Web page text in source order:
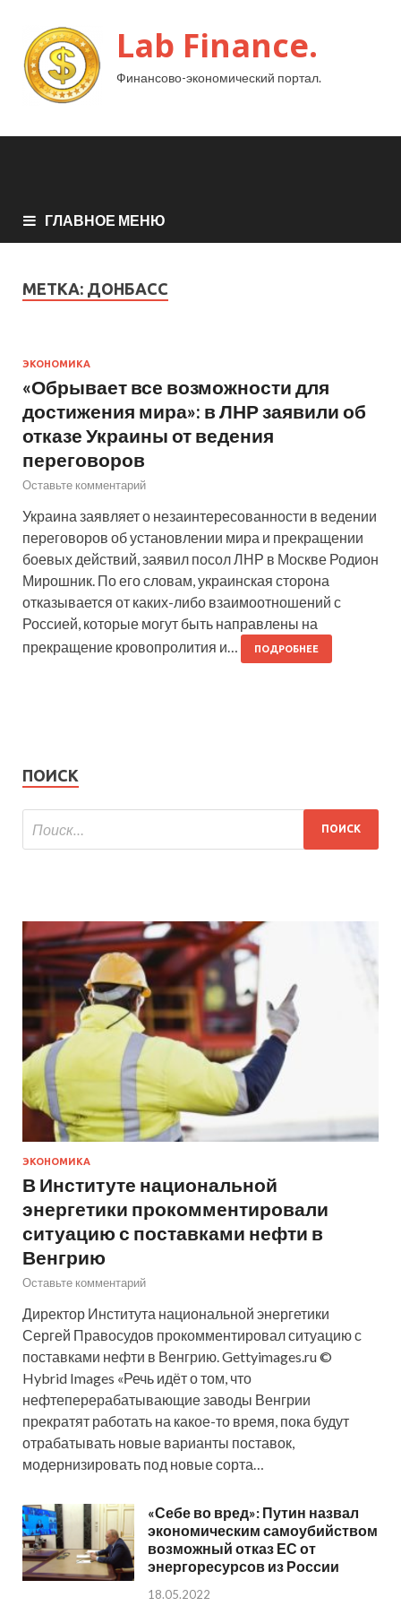
Lab Finance.
Финансово-экономический портал.
ГЛАВНОЕ МЕНЮ
МЕТКА: ДОНБАСС
ЭКОНОМИКА
«Обрывает все возможности для
достижения мира»: в ЛНР заявили об
отказе Украины от ведения
переговоров
Оставьте комментарий
Украина заявляет о незаинтересованности в ведении
переговоров об установлении мира и прекращении
боевых действий, заявил посол ЛНР в Москве Родион
Мирошник. По его словам, украинская сторона
отказывается от каких-либо взаимоотношений с
Россией, которые могут быть направлены на
прекращение кровопролития и…
ПОДРОБНЕЕ
ПОИСК
ЭКОНОМИКА
В Институте национальной
энергетики прокомментировали
ситуацию с поставками нефти в
Венгрию
Оставьте комментарий
Директор Института национальной энергетики
Сергей Правосудов прокомментировал ситуацию с
поставками нефти в Венгрию. Gettyimages.ru ©
Hybrid Images «Речь идёт о том, что
нефтеперерабатывающие заводы Венгрии
прекратят работать на какое-то время, пока будут
отрабатывать новые варианты поставок,
модернизировать под новые сорта…
«Себе во вред»: Путин назвал
экономическим самоубийством
возможный отказ ЕС от
энергоресурсов из России
18.05.2022